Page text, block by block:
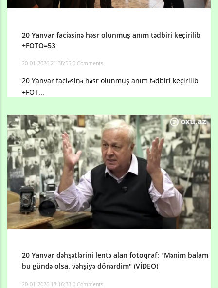
20 Yanvar faciəsinə həsr olunmuş anım tədbiri keçirilib
+FOTO=53
20-01-2026 21:38:55 0 Comments
20 Yanvar faciəsinə həsr olunmuş anım tədbiri keçirilib
+FOT...
20 Yanvar dəhşətlərini lentə alan fotoqraf: "Mənim balam
bu gündə olsa, vəhşiyə dönərdim" (VİDEO)
20-01-2026 18:16:33 0 Comments